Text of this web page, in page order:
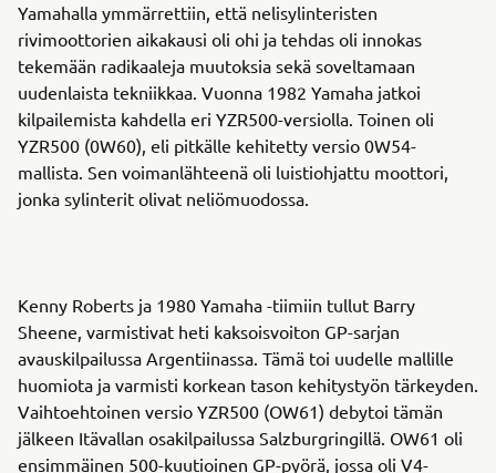
Yamahalla ymmärrettiin, että nelisylinteristen
rivimoottorien aikakausi oli ohi ja tehdas oli innokas
tekemään radikaaleja muutoksia sekä soveltamaan
uudenlaista tekniikkaa. Vuonna 1982 Yamaha jatkoi
kilpailemista kahdella eri YZR500-versiolla. Toinen oli
YZR500 (0W60), eli pitkälle kehitetty versio 0W54-
mallista. Sen voimanlähteenä oli luistiohjattu moottori,
jonka sylinterit olivat neliömuodossa.
Kenny Roberts ja 1980 Yamaha -tiimiin tullut Barry
Sheene, varmistivat heti kaksoisvoiton GP-sarjan
avauskilpailussa Argentiinassa. Tämä toi uudelle mallille
huomiota ja varmisti korkean tason kehitystyön tärkeyden.
Vaihtoehtoinen versio YZR500 (OW61) debytoi tämän
jälkeen Itävallan osakilpailussa Salzburgringillä. OW61 oli
ensimmäinen 500-kuutioinen GP-pyörä, jossa oli V4-